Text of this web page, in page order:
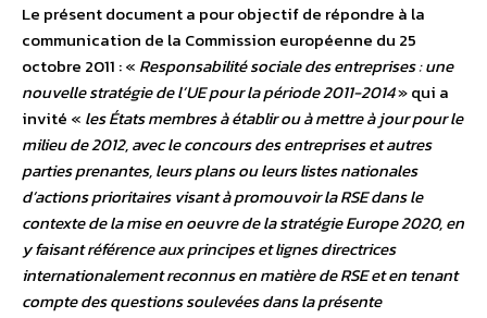
Le présent document a pour objectif de répondre à la
communication de la Commission européenne du 25
octobre 2011 : « Responsabilité sociale des entreprises : une
nouvelle stratégie de l’UE pour la période 2011-2014» qui a
invité « les États membres à établir ou à mettre à jour pour le
milieu de 2012, avec le concours des entreprises et autres
parties prenantes, leurs plans ou leurs listes nationales
d’actions prioritaires visant à promouvoir la RSE dans le
contexte de la mise en oeuvre de la stratégie Europe 2020, en
y faisant référence aux principes et lignes directrices
internationalement reconnus en matière de RSE et en tenant
compte des questions soulevées dans la présente